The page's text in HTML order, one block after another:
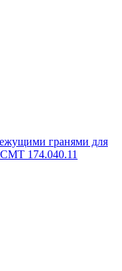
гранями для
174.040.11